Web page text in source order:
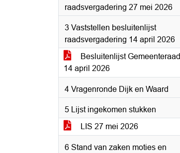
raadsvergadering 27 mei 2026
3 Vaststellen besluitenlijst
raadsvergadering 14 april 2026
Besluitenlijst Gemeenteraad
14 april 2026
4 Vragenronde Dijk en Waard
5 Lijst ingekomen stukken
LIS 27 mei 2026
6 Stand van zaken moties en